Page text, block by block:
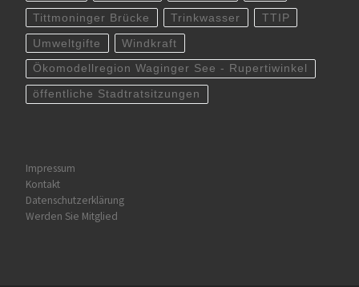
Tittmoninger Brücke Trinkwasser TTIP
Umweltgifte Windkraft
Ökomodellregion Waginger See - Rupertiwinkel
öffentliche Stadtratsitzungen
Impressum
Kontakt
Datenschutzerklärung
Werden Sie Mitglied